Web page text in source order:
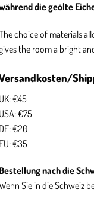
die geölte
choice of materials
the room a bright
€45
€75
€20
€35
nach die
Sie in die Schweiz